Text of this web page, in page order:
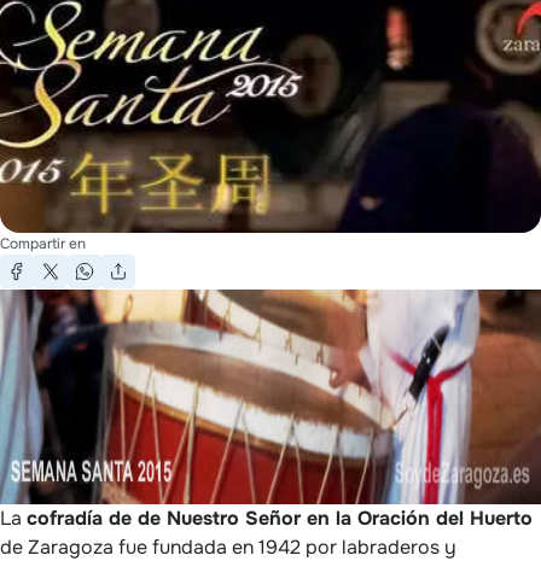
Compartir en
La cofradía de de Nuestro Señor en la Oración del Huerto
de Zaragoza fue fundada en 1942 por labraderos y